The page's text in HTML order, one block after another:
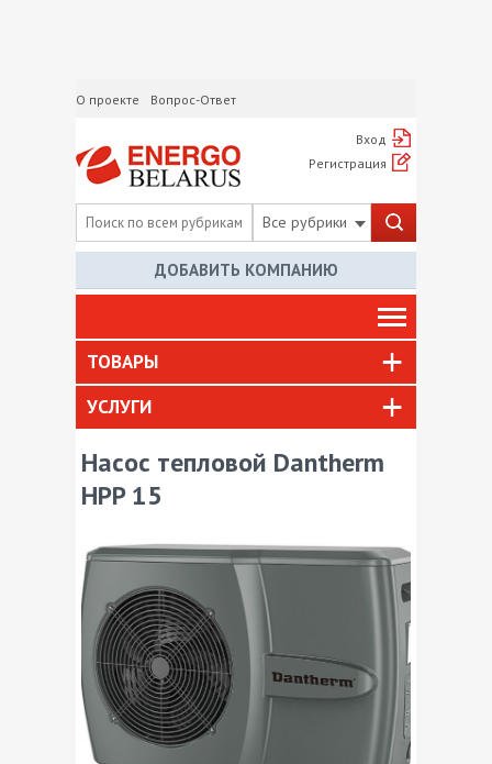
О проекте Вопрос-Ответ
Вход
Регистрация
Все рубрики
ДОБАВИТЬ КОМПАНИЮ
ТОВАРЫ
УСЛУГИ
Насос тепловой Dantherm
HPP 15